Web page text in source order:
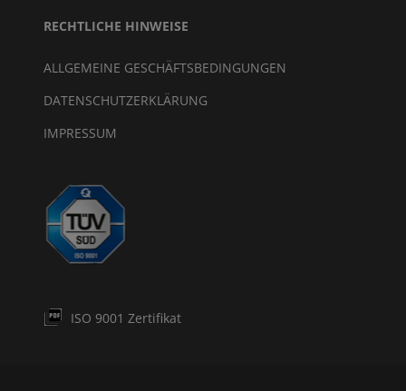
RECHTLICHE HINWEISE
ALLGEMEINE GESCHÄFTSBEDINGUNGEN
DATENSCHUTZERKLÄRUNG
IMPRESSUM
ISO 9001 Zertifikat